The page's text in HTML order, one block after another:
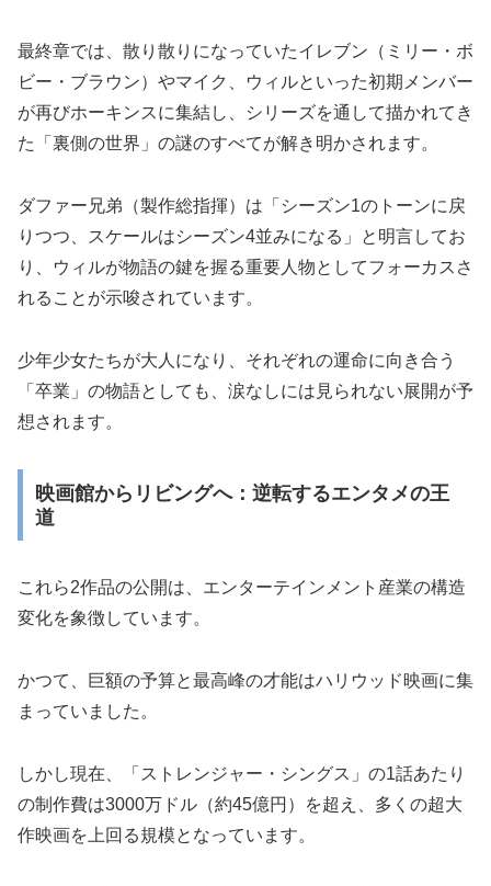
最終章では、散り散りになっていたイレブン（ミリー・ボ
ビー・ブラウン）やマイク、ウィルといった初期メンバー
が再びホーキンスに集結し、シリーズを通して描かれてき
た「裏側の世界」の謎のすべてが解き明かされます。
ダファー兄弟（製作総指揮）は「シーズン1のトーンに戻
りつつ、スケールはシーズン4並みになる」と明言してお
り、ウィルが物語の鍵を握る重要人物としてフォーカスさ
れることが示唆されています。
少年少女たちが大人になり、それぞれの運命に向き合う
「卒業」の物語としても、涙なしには見られない展開が予
想されます。
映画館からリビングへ：逆転するエンタメの王
道
これら2作品の公開は、エンターテインメント産業の構造
変化を象徴しています。
かつて、巨額の予算と最高峰の才能はハリウッド映画に集
まっていました。
しかし現在、「ストレンジャー・シングス」の1話あたり
の制作費は3000万ドル（約45億円）を超え、多くの超大
作映画を上回る規模となっています。